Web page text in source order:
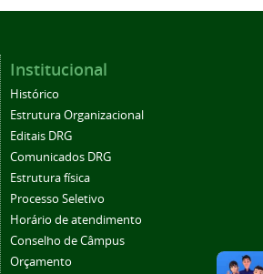
Institucional
Histórico
Estrutura Organizacional
Editais DRG
Comunicados DRG
Estrutura física
Processo Seletivo
Horário de atendimento
Conselho de Câmpus
Orçamento